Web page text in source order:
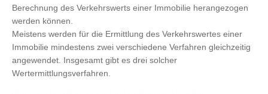
Berechnung des Verkehrswerts einer Immobilie herangezogen
werden können.
Meistens werden für die Ermittlung des Verkehrswertes einer
Immobilie mindestens zwei verschiedene Verfahren gleichzeitig
angewendet. Insgesamt gibt es drei solcher
Wertermittlungsverfahren.